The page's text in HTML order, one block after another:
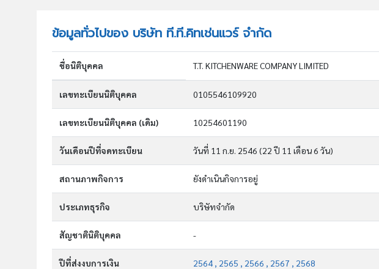
ข้อมูลทั่วไปของ บริษัท ที.ที.คิทเช่นแวร์ จำกัด
ชื่อนิติบุคคล T.T. KITCHENWARE COMPANY LIMITED
เลขทะเบียนนิติบุคคล 0105546109920
เลขทะเบียนนิติบุคคล (เดิม) 10254601190
วันเดือนปีที่จดทะเบียน วันที่ 11 ก.ย. 2546 (22 ปี 11 เดือน 6 วัน)
สถานภาพกิจการ ยังดำเนินกิจการอยู่
ประเภทธุรกิจ บริษัทจำกัด
สัญชาตินิติบุคคล -
ปีที่ส่งงบการเงิน 2564 , 2565 , 2566 , 2567 , 2568